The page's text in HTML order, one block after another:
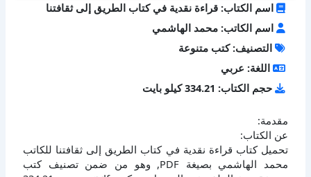
اسم الكتاب: قراءة نقدية في كتاب الطريق إلى ثقافتنا
اسم الكاتب: محمد الهاشمي
التصنيف: كتب متنوعة
اللغة: عربي
حجم الكتاب: 334.21 كيلو بايت
مقدمة:
عن الكتاب:
تحميل كتاب قراءة نقدية في كتاب الطريق إلى ثقافتنا للكاتب
محمد الهاشمي بصيغة PDF, وهو من ضمن تصنيف كتب